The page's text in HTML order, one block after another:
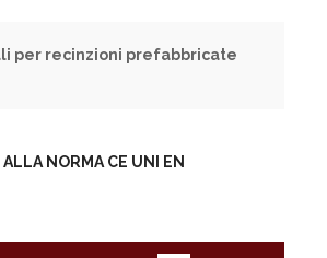
per recinzioni prefabbricate
NORMA CE UNI EN